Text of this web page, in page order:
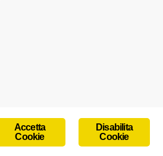
Disabilita
Cookie
Accetta
Cookie